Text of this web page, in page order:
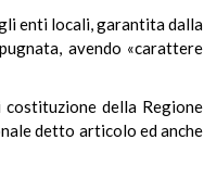
enti locali, garantita dalla
avendo «carattere
della Regione
detto articolo ed anche